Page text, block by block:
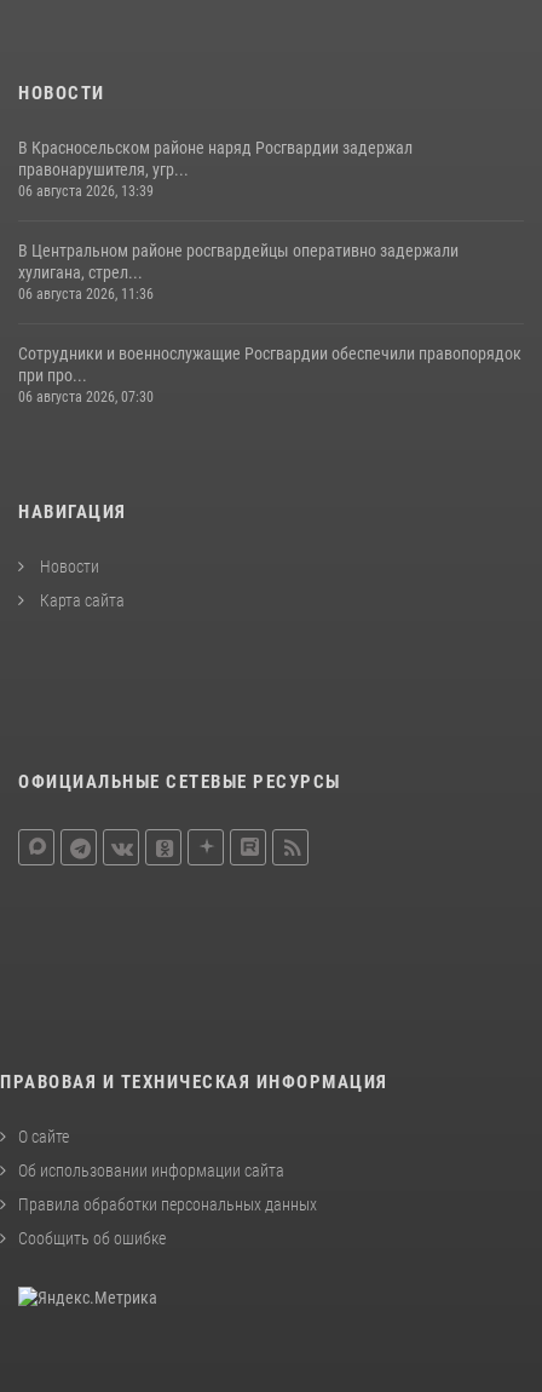
НОВОСТИ
В Красносельском районе наряд Росгвардии задержал
правонарушителя, угр...
06 августа 2026, 13:39
В Центральном районе росгвардейцы оперативно задержали
хулигана, стрел...
06 августа 2026, 11:36
Сотрудники и военнослужащие Росгвардии обеспечили правопорядок
при про...
06 августа 2026, 07:30
НАВИГАЦИЯ
Новости
Карта сайта
ОФИЦИАЛЬНЫЕ СЕТЕВЫЕ РЕСУРСЫ
ПРАВОВАЯ И ТЕХНИЧЕСКАЯ ИНФОРМАЦИЯ
О сайте
Об использовании информации сайта
Правила обработки персональных данных
Сообщить об ошибке